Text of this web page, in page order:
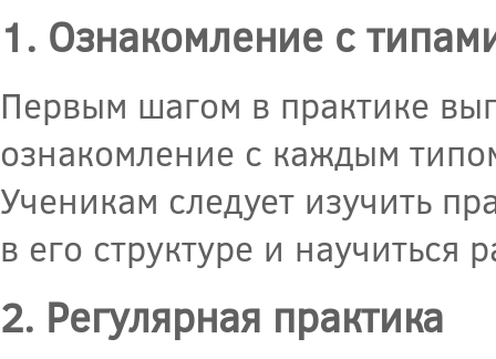
1. Ознакомление с
Первым шагом в практике
ознакомление с каждым
Ученикам следует изучить
в его структуре и научиться
2. Регулярная практика